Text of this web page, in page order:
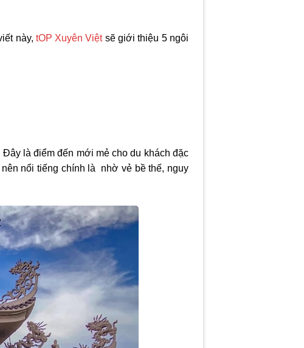
này, tOP Xuyên Việtsẽ giới thiệu 5 ngôi
là điểm đến mới mẻ cho du khách đặc
nổi tiếng chính là nhờ vẻ bề thế, nguy